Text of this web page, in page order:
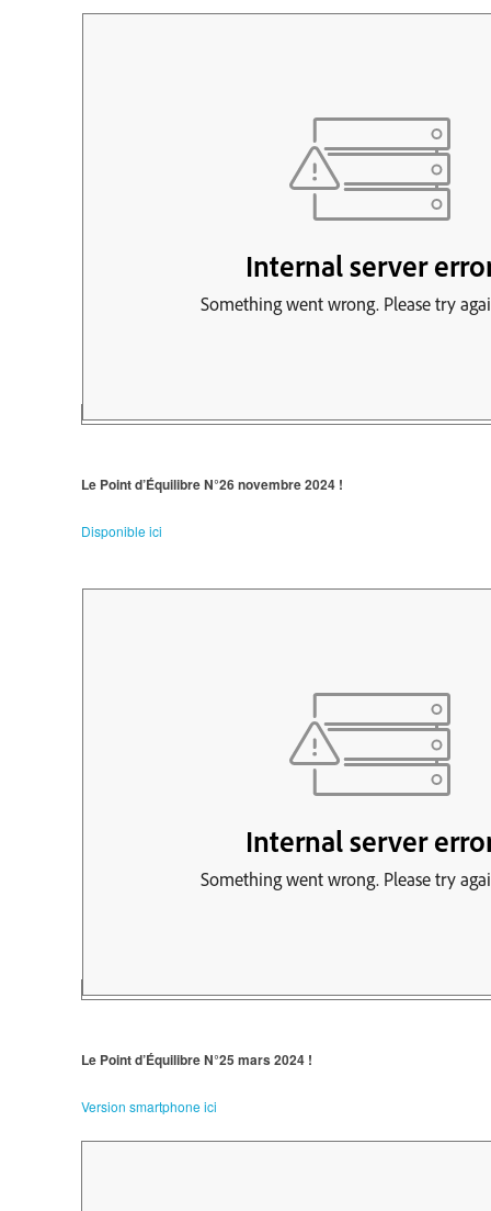
Le Point d’Équilibre N°26 novembre 2024 !
Disponible ici
Le Point d’Équilibre N°25 mars 2024 !
Version smartphone ici